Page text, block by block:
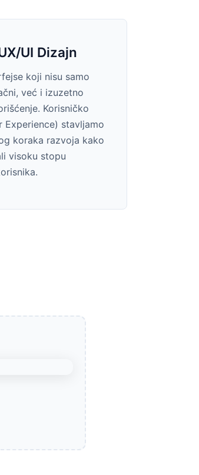
UI Dizajn
koji nisu samo
već i izuzetno
Korisničko
Experience) stavljamo
koraka razvoja kako
visoku stopu